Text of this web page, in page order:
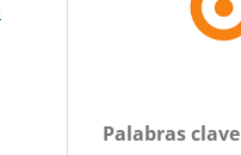
Palabras clave